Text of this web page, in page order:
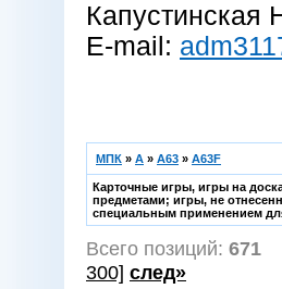
Капустинская
E-mail:
МПК » A » A63 » A63F
Карточные игры, игры на
предметами; игры, не
специальным применением
Всего позиций: 671
300] след»